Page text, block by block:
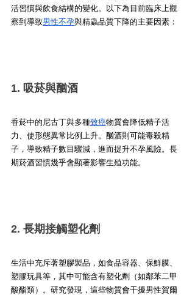
活習慣與飲食結構的變化。以下為目前臨床上觀
察到導致男性不孕與精蟲品質下降的主要因素：
1. 吸菸與酗酒
香菸中的尼古丁與多種致癌物質會降低精子活
力、使形態異常比例上升。酗酒則可能毒殺精
子，導致精子數目驟減，進而提升不孕風險。長
期菸酒習慣幾乎會顯著影響生殖功能。
2. 長期接觸塑化劑
生活中充斥著塑膠製品，如食品容器、保鮮膜、
塑膠玩具等，其中可能含有塑化劑（如鄰苯二甲
酸酯類）。研究發現，這些物質會干擾男性賀爾